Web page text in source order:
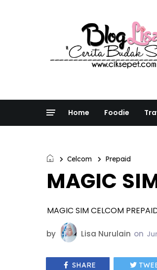
Home Foodie
Celcom Prepaid
MAGIC
MAGIC SIM CELCOM
by Lisa Nurulain on
SHARE